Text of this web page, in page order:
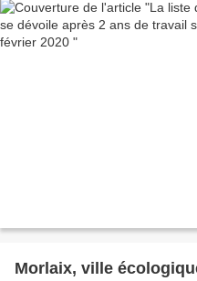
Morlaix, ville